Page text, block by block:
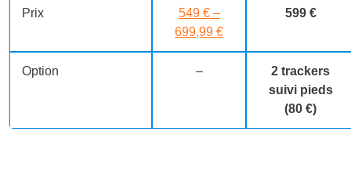
Prix
549 € –
699,99 €
599 €
Option –
2 trackers
suivi pieds
(80 €)